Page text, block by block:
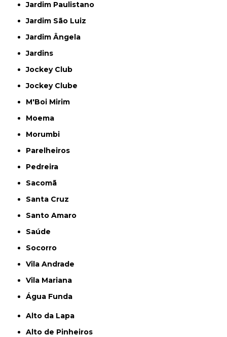
Jardim Paulistano
Jardim São Luiz
Jardim Ângela
Jardins
Jockey Club
Jockey Clube
M'Boi Mirim
Moema
Morumbi
Parelheiros
Pedreira
Sacomã
Santa Cruz
Santo Amaro
Saúde
Socorro
Vila Andrade
Vila Mariana
Água Funda
Alto da Lapa
Alto de Pinheiros